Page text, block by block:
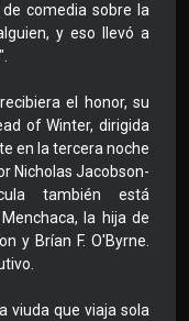
comedia sobre la
y eso llevó a
el honor, su
of Winter, dirigida
en la tercera noche
Nicholas Jacobson-
también está
la hija de
y Brían F. O'Byrne.
viuda que viaja sola